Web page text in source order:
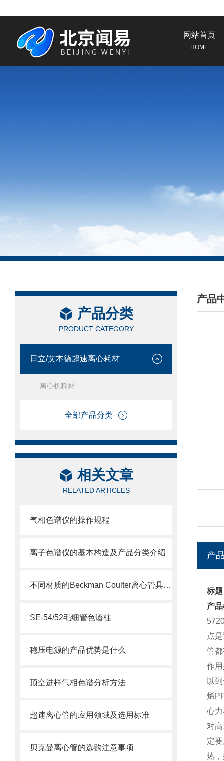
网站首页
HOME
产品分类
PRODUCT CATEGORY
日立/艾本德超速离心耗材
离心机耗材
全部产品分类
相关文章
RELATED ARTICLES
气相色谱仪的操作规程
离子色谱仪的基本构造及产品分类介绍
不同材质的Beckman Coulter离心管具有不同的使用特性
SE-54/52毛细管色谱柱
稳压电源的产品优势是什么
顶空进样气相色谱分析方法
超速离心管的应用领域及选用标准
贝克曼离心管的选购注意事项
产品
/
产
标
产
点
管
作
以
烯
心
对
定
热